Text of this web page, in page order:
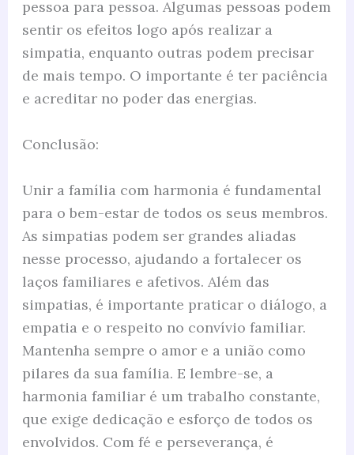
pessoa para pessoa. Algumas pessoas podem
sentir os efeitos logo após realizar a
simpatia, enquanto outras podem precisar
de mais tempo. O importante é ter paciência
e acreditar no poder das energias.
Conclusão:
Unir a família com harmonia é fundamental
para o bem-estar de todos os seus membros.
As simpatias podem ser grandes aliadas
nesse processo, ajudando a fortalecer os
laços familiares e afetivos. Além das
simpatias, é importante praticar o diálogo, a
empatia e o respeito no convívio familiar.
Mantenha sempre o amor e a união como
pilares da sua família. E lembre-se, a
harmonia familiar é um trabalho constante,
que exige dedicação e esforço de todos os
envolvidos. Com fé e perseverança, é